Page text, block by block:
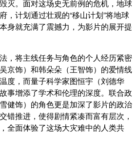
灭。面对这场史无前例的危机，地球
，计划通过壮观的“移山计划”将地球
身就充满了震撼力，为影片的展开提
，将主线任务与角色的个人经历紧密
京饰）和韩朵朵（王智饰）的爱情线
度，而量子科学家图恒宇（刘德华
事增添了学术和伦理的深度。联合政
健饰）的角色更是加深了影片的政治
错推进，使得剧情紧凑而富有层次，
全面体验了这场大灾难中的人类共